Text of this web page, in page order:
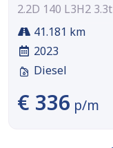
2.2D 140 L3H2 3.3t
41.181 km
2023
Diesel
€ 336 p/m